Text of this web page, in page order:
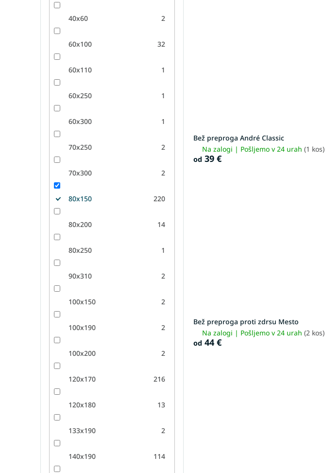
40x60 2
60x100 32
60x110 1
60x250 1
60x300 1
70x250 2
70x300 2
80x150 220
80x200 14
80x250 1
90x310 2
100x150 2
100x190 2
100x200 2
120x170 216
120x180 13
133x190 2
140x190 114
Bež preproga André Classic
Na zalogi | Pošljemo v 24 urah(1 kos)
od 39 €
Bež preproga proti zdrsu Mesto
Na zalogi | Pošljemo v 24 urah(2 kos)
od 44 €